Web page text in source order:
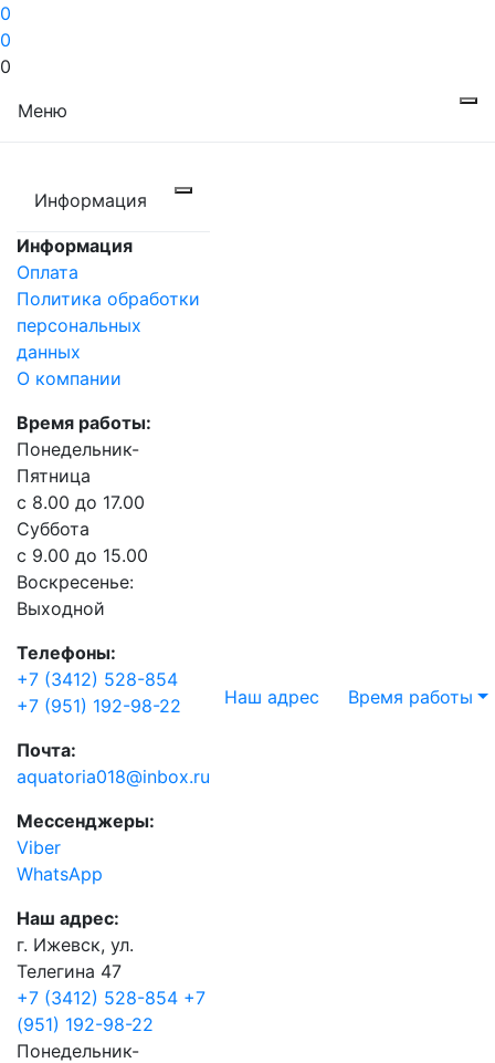
0
0
0
Меню
Информация
Информация
Оплата
Политика обработки
персональных
данных
О компании
Время работы:
Понедельник-
Пятница
с 8.00 до 17.00
Суббота
с 9.00 до 15.00
Воскресенье:
Выходной
Телефоны:
+7 (3412) 528-854
+7 (951) 192-98-22
Почта:
aquatoria018@inbox.ru
Мессенджеры:
Viber
WhatsApp
Наш адрес:
г. Ижевск, ул.
Телегина 47
+7 (3412) 528-854 +7
(951) 192-98-22
Понедельник-
Наш адрес Время работы